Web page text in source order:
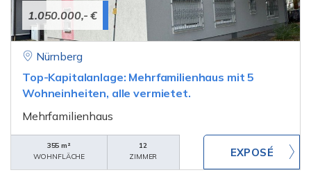
1.050.000,- €
Nürnberg
Top-Kapitalanlage: Mehrfamilienhaus mit 5
Wohneinheiten, alle vermietet.
Mehrfamilienhaus
355 m²
WOHNFLÄCHE
12
ZIMMER